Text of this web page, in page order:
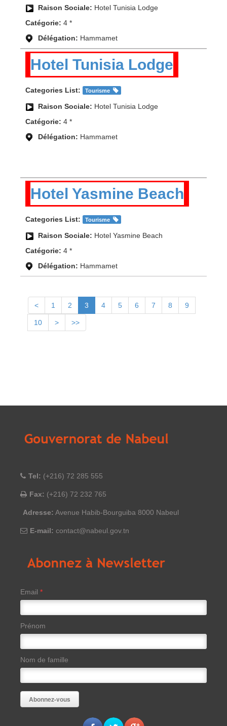
Raison Sociale: Hotel Tunisia Lodge
Catégorie: 4 *
Délégation: Hammamet
Hotel Tunisia Lodge
Categories List: Tourisme
Raison Sociale: Hotel Tunisia Lodge
Catégorie: 4 *
Délégation: Hammamet
Hotel Yasmine Beach
Categories List: Tourisme
Raison Sociale: Hotel Yasmine Beach
Catégorie: 4 *
Délégation: Hammamet
< 1 2 3 4 5 6 7 8 9
10 > >>
Tel: (+216) 72 285 555
Fax: (+216) 72 232 765
Adresse: Avenue Habib-Bourguiba 8000 Nabeul
E-mail: contact@nabeul.gov.tn
Email *
Prénom
Nom de famille